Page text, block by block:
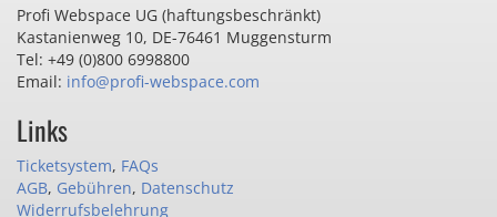
Profi Webspace UG (haftungsbeschränkt)
Kastanienweg 10, DE-76461 Muggensturm
Tel: +49 (0)800 6998800
Email: info@profi-webspace.com
Links
Ticketsystem, FAQs
AGB, Gebühren, Datenschutz
Widerrufsbelehrung